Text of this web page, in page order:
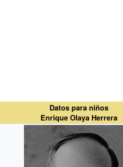
Datos para niños
Enrique Olaya Herrera